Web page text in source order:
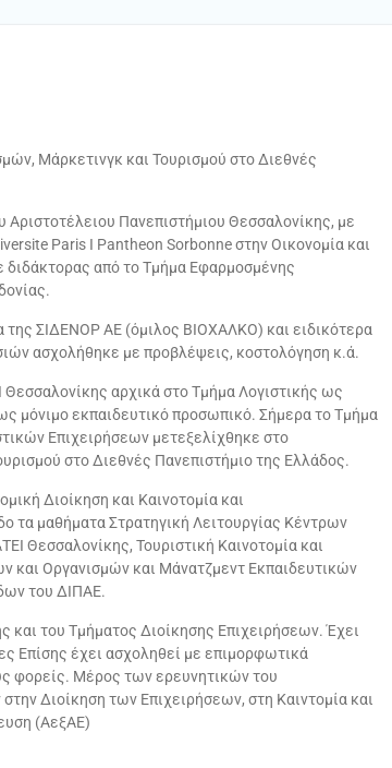
Μάρκετινγκ και Τουρισμού στο Διεθνές
Πανεπιστήμιου Θεσσαλονίκης, με
Paris I Pantheon Sorbonne στην Οικονομία και
διδάκτορας από το Τμήμα Εφαρμοσμένης
της ΣΙΔΕΝΟΡ ΑΕ (όμιλος ΒΙΟΧΑΛΚΟ) και ειδικότερα
ασχολήθηκε με προβλέψεις, κοστολόγηση κ.ά.
Θεσσαλονίκης αρχικά στο Τμήμα Λογιστικής ως
μόνιμο εκπαιδευτικό προσωπικό. Σήμερα το Τμήμα
Επιχειρήσεων μετεξελίχθηκε στο
στο Διεθνές Πανεπιστήμιο της Ελλάδος.
Διοίκηση και Καινοτομία και
τα μαθήματα Στρατηγική Λειτουργίας Κέντρων
Θεσσαλονίκης, Τουριστική Καινοτομία και
και Οργανισμών και Μάνατζμεντ Εκπαιδευτικών
του ΔΙΠΑΕ.
και του Τμήματος Διοίκησης Επιχειρήσεων. Έχει
Επίσης έχει ασχοληθεί με επιμορφωτικά
φορείς. Μέρος των ερευνητικών του
Διοίκηση των Επιχειρήσεων, στη Καιντομία και
(ΑεξΑΕ)